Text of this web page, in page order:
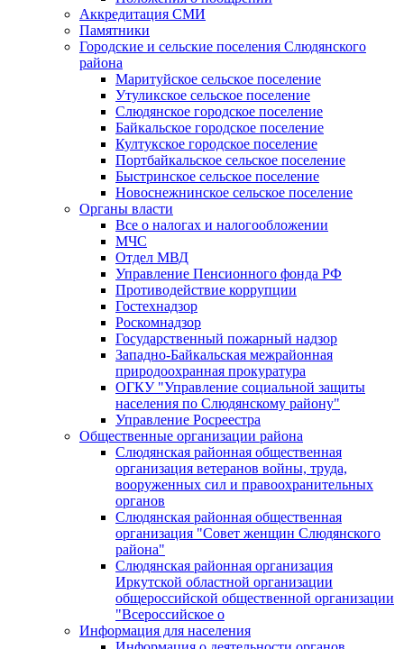
Аккредитация СМИ
Памятники
Городские и сельские поселения Слюдянского
района
Маритуйское сельское поселение
Утуликское сельское поселение
Слюдянское городское поселение
Байкальское городское поселение
Култукское городское поселение
Портбайкальское сельское поселение
Быстринское сельское поселение
Новоснежнинское сельское поселение
Органы власти
Все о налогах и налогообложении
МЧС
Отдел МВД
Управление Пенсионного фонда РФ
Противодействие коррупции
Гостехнадзор
Роскомнадзор
Государственный пожарный надзор
Западно-Байкальская межрайонная
природоохранная прокуратура
ОГКУ "Управление социальной защиты
населения по Слюдянскому району"
Управление Росреестра
Общественные организации района
Слюдянская районная общественная
организация ветеранов войны, труда,
вооруженных сил и правоохранительных
органов
Слюдянская районная общественная
организация "Совет женщин Слюдянского
района"
Слюдянская районная организация
Иркутской областной организации
общероссийской общественной организации
"Всероссийское о
Информация для населения